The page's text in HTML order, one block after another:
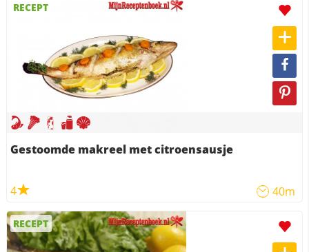
RECEPT
Gestoomde makreel met citroensausje
4 40m
RECEPT